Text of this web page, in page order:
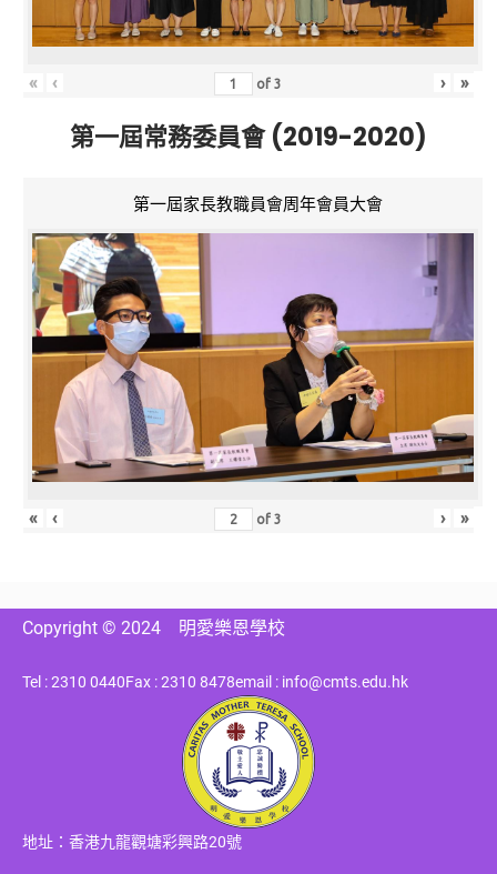
« ‹ of3 › »
第一屆常務委員會 (2019-2020)
第一屆家長教職員會周年會員大會
« ‹ of3 › »
Copyright © 2024 明愛樂恩學校
Tel : 2310 0440Fax : 2310 8478email : info@cmts.edu.hk
地址：香港九龍觀塘彩興路20號